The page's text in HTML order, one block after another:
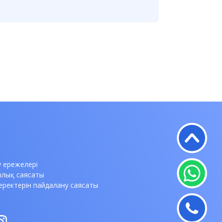
ережелері
саясаты
пайдалану саясаты